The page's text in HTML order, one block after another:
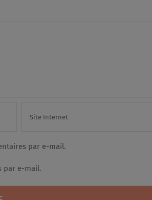
par e-mail.
par e-mail.